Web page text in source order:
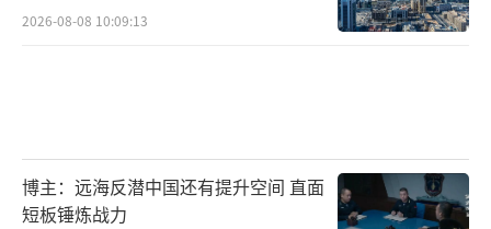
2026-08-08 10:09:13
博主：远海反潜中国还有提升空间 直面
短板锤炼战力